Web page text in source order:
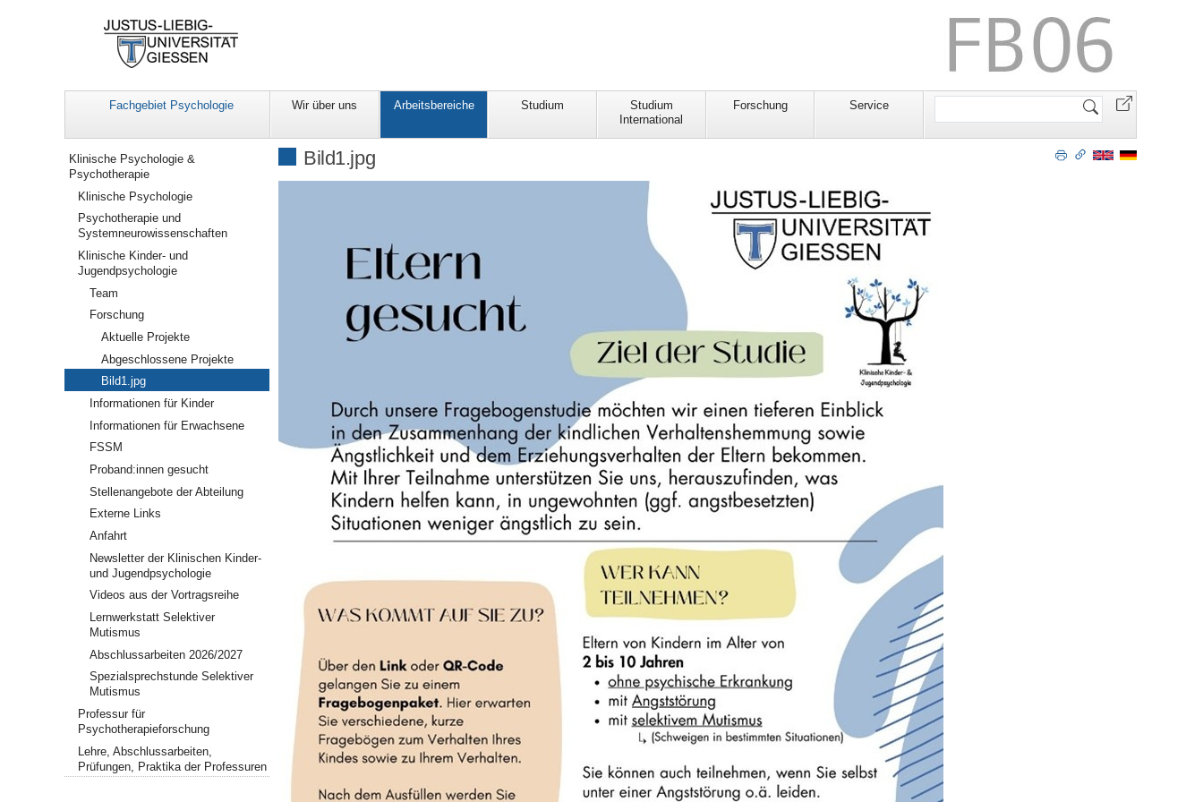
Fachgebiet Psychologie Wir über uns Arbeitsbereiche Studium
Studium
International
Forschung Service
Website
Bild1.jpg
Navigation
Klinische Psychologie &
Psychotherapie
Klinische Psychologie
Psychotherapie und
Systemneurowissenschaften
Klinische Kinder- und
Jugendpsychologie
Team
Forschung
Aktuelle Projekte
Abgeschlossene Projekte
Bild1.jpg
Informationen für Kinder
Informationen für Erwachsene
FSSM
Proband:innen gesucht
Stellenangebote der Abteilung
Externe Links
Anfahrt
Newsletter der Klinischen Kinder-
und Jugendpsychologie
Videos aus der Vortragsreihe
Lernwerkstatt Selektiver
Mutismus
Abschlussarbeiten 2026/2027
Spezialsprechstunde Selektiver
Mutismus
Professur für
Psychotherapieforschung
Lehre, Abschlussarbeiten,
Prüfungen, Praktika der Professuren